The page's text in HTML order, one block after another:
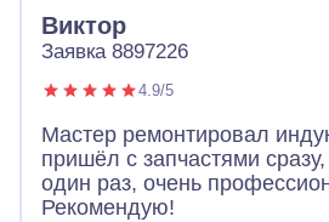
Виктор
Заявка 8897226
4.9/5
Мастер ремонтировал
пришёл с запчастями
один раз, очень
Рекомендую!